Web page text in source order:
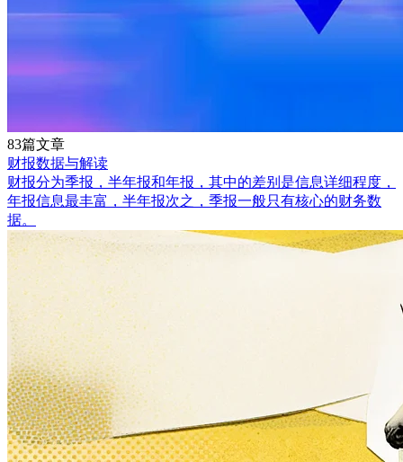
83篇文章
财报数据与解读
财报分为季报，半年报和年报，其中的差别是信息详细程度，
年报信息最丰富，半年报次之，季报一般只有核心的财务数
据。